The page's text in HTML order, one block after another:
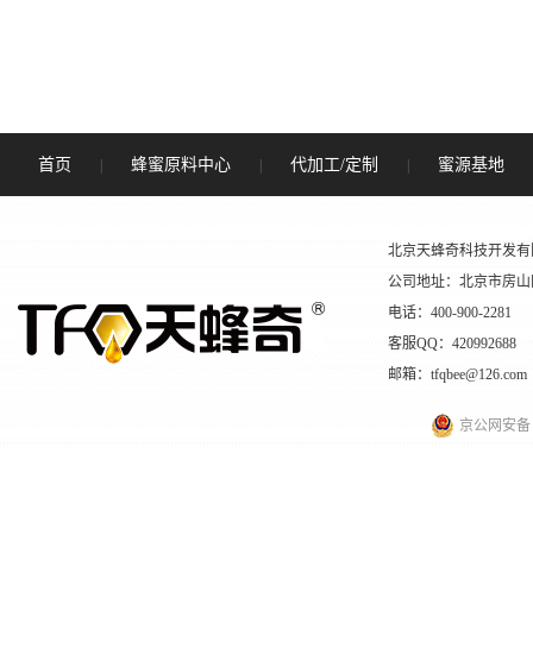
首页 蜂蜜原料中心 代加工/定制 蜜源基地
北京天蜂奇科技开发
公司地址：北京市房
电话：400-900-2281
客服QQ：420992688
邮箱：tfqbee@126.com
京公网安备